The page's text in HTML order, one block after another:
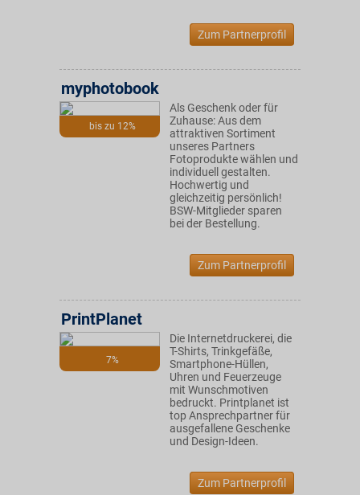
Zum Partnerprofil
bis zu 12%
myphotobook
Als Geschenk oder für
Zuhause: Aus dem
attraktiven Sortiment
unseres Partners
Fotoprodukte wählen und
individuell gestalten.
Hochwertig und
gleichzeitig persönlich!
BSW-Mitglieder sparen
bei der Bestellung.
Zum Partnerprofil
7%
PrintPlanet
Die Internetdruckerei, die
T-Shirts, Trinkgefäße,
Smartphone-Hüllen,
Uhren und Feuerzeuge
mit Wunschmotiven
bedruckt. Printplanet ist
top Ansprechpartner für
ausgefallene Geschenke
und Design-Ideen.
Zum Partnerprofil